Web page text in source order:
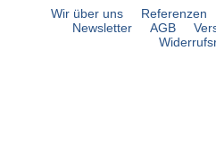
Wir über uns Referenzen
Newsletter
AGB